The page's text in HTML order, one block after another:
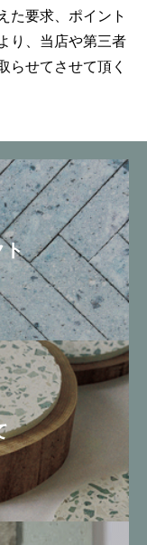
た要求、ポイント
り、当店や第三者
らせてさせて頂く
ト